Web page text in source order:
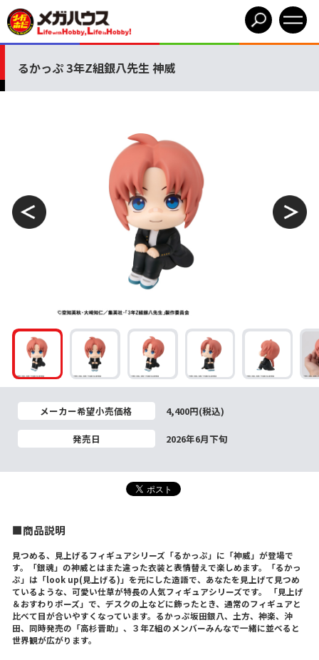
るかっぷ 3年Z組銀八先生 神威
メーカー希望小売価格 4,400円(税込)
発売日 2026年6月下旬
■商品説明
見つめる、見上げるフィギュアシリーズ「るかっぷ」に「神威」が登場で
す。「銀魂」の神威とはまた違った衣装と表情替えで楽しめます。「るかっ
ぷ」は「look up(見上げる)」を元にした造語で、あなたを見上げて見つめ
ているような、可愛い仕草が特長の人気フィギュアシリーズです。 「見上げ
＆おすわりポーズ」で、デスクの上などに飾ったとき、通常のフィギュアと
比べて目が合いやすくなっています。るかっぷ坂田銀八、土方、神楽、沖
田、同時発売の「高杉晋助」、３年Z組のメンバーみんなで一緒に並べると
世界観が広がります。